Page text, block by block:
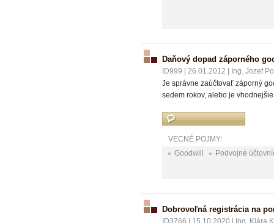
Daňový dopad záporného
ID999 26.01.2012
Ing. Jozef
Je správne zaúčtovať záporný
sedem rokov, alebo je
VECNÉ POJMY:
Goodwill
Podvojné
Dobrovoľná registrácia na
ID3766 15.10.2020
Ing. Klára